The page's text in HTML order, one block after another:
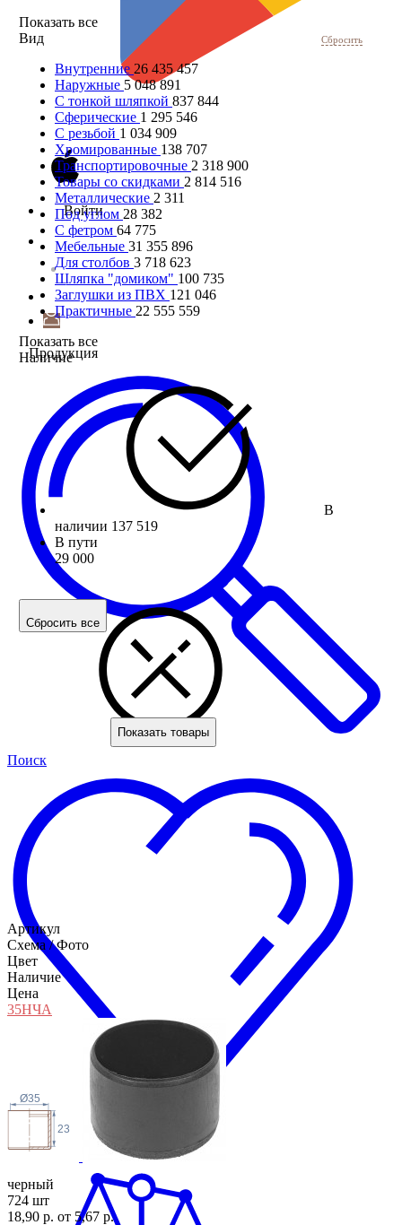
Войти
Продукция
Поиск
Показать все
Вид
Сбросить
Внутренние 26 435 457
Наружные 5 048 891
С тонкой шляпкой 837 844
Сферические 1 295 546
С резьбой 1 034 909
Хромированные 138 707
Транспортировочные 2 318 900
Товары со скидками 2 814 516
Металлические 2 311
Под углом 28 382
С фетром 64 775
Мебельные 31 355 896
Для столбов 3 718 623
Шляпка "домиком" 100 735
Заглушки из ПВХ 121 046
Практичные 22 555 559
Показать все
Наличие
В
наличии 137 519
В пути
29 000
Сбросить все
Показать товары
Артикул
Схема / Фото
Цвет
Наличие
Цена
35НЧА
Ø35
23
черный
724 шт
18,90 р. от 5,67 р.